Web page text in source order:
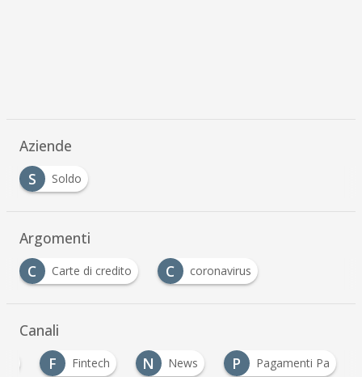
Aziende
S
Soldo
Argomenti
C
Carte di credito C coronavirus
Canali
F Fintech N News P Pagamenti Pa